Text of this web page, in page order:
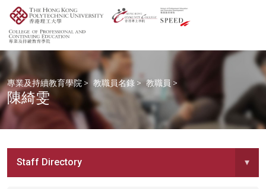
專業及持續教育學院 > 教職員名錄 > 教職員 >
陳綺雯
Staff Directory ▾